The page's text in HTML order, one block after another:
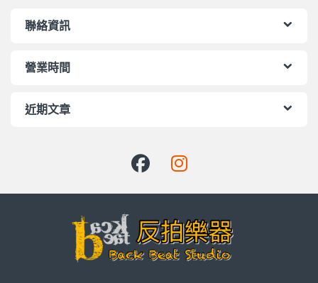
聯絡資訊
營業時間
近期文章